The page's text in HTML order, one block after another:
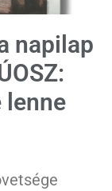
napilap
lenne